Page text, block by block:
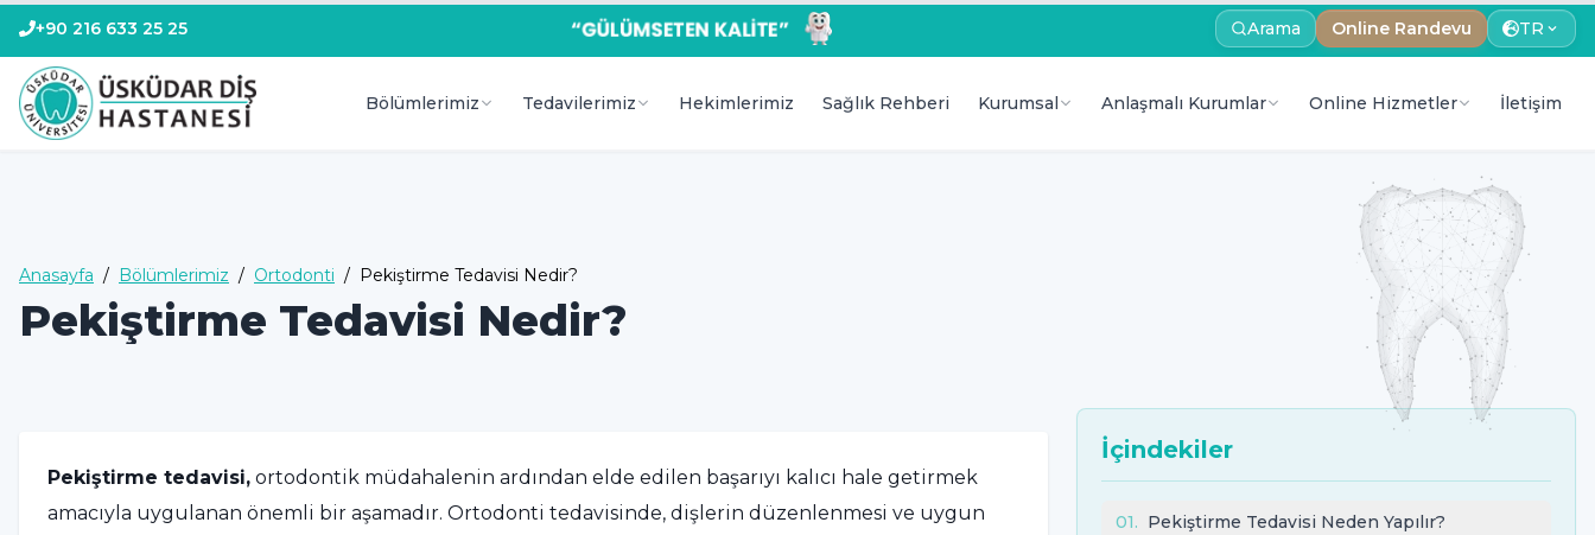
+90 216 633 25 25 Arama Online Randevu TR
Bölümlerimiz Tedavilerimiz Hekimlerimiz Sağlık Rehberi Kurumsal Anlaşmalı Kurumlar Online Hizmetler İletişim
Anasayfa / Bölümlerimiz / Ortodonti / Pekiştirme Tedavisi Nedir?
Pekiştirme Tedavisi Nedir?
Pekiştirme tedavisi, ortodontik müdahalenin ardından elde edilen başarıyı kalıcı hale getirmek
amacıyla uygulanan önemli bir aşamadır. Ortodonti tedavisinde, dişlerin düzenlenmesi ve uygun
İçindekiler
01. Pekiştirme Tedavisi Neden Yapılır?